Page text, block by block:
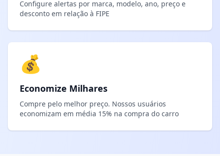
Configure alertas por marca, modelo, ano, preço e
desconto em relação à FIPE
💰
Economize Milhares
Compre pelo melhor preço. Nossos usuários
economizam em média 15% na compra do carro